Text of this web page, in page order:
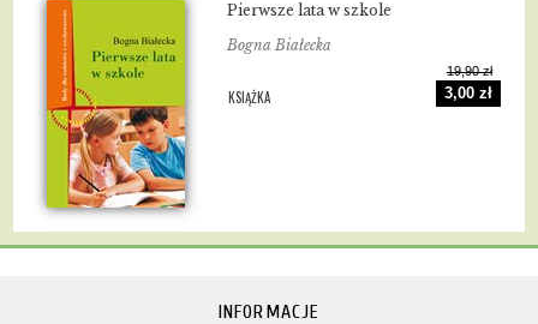
Pierwsze lata w szkole
Bogna Białecka
KSIĄŻKA
19,90 zł
3,00 zł
INFORMACJE